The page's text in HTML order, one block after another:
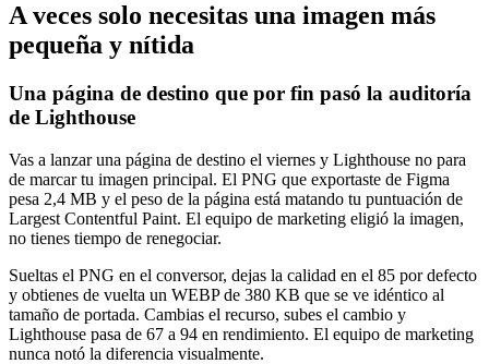
A veces solo necesitas una imagen más
pequeña y nítida
Una página de destino que por fin pasó la auditoría
de Lighthouse
Vas a lanzar una página de destino el viernes y Lighthouse no para
de marcar tu imagen principal. El PNG que exportaste de Figma
pesa 2,4 MB y el peso de la página está matando tu puntuación de
Largest Contentful Paint. El equipo de marketing eligió la imagen,
no tienes tiempo de renegociar.
Sueltas el PNG en el conversor, dejas la calidad en el 85 por defecto
y obtienes de vuelta un WEBP de 380 KB que se ve idéntico al
tamaño de portada. Cambias el recurso, subes el cambio y
Lighthouse pasa de 67 a 94 en rendimiento. El equipo de marketing
nunca notó la diferencia visualmente.